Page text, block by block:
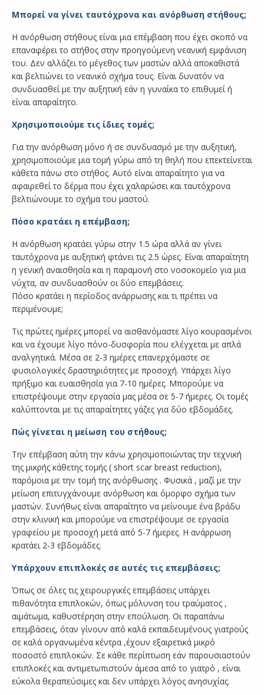
Μπορεί να γίνει ταυτόχρονα και ανόρθωση στήθους;
Η ανόρθωση στήθους είναι μια επέμβαση που έχει σκοπό να
επαναφέρει το στήθος στην προηγούμενη νεανική εμφάνιση
του. Δεν αλλάζει το μέγεθος των μαστών αλλά αποκαθιστά
και βελτιώνει το νεανικό σχήμα τους. Είναι δυνατόν να
συνδυασθεί με την αυξητική εάν η γυναίκα το επιθυμεί ή
είναι απαραίτητο.
Χρησιμοποιούμε τις ίδιες τομές;
Για την ανόρθωση μόνο ή σε συνδυασμό με την αυξητική,
χρησιμοποιούμε μια τομή γύρω από τη θηλή που επεκτείνεται
κάθετα πάνω στο στήθος. Αυτό είναι απαραίτητο για να
αφαιρεθεί το δέρμα που έχει χαλαρώσει και ταυτόχρονα
βελτιώνουμε το σχήμα του μαστού.
Πόσο κρατάει η επέμβαση;
Η ανόρθωση κρατάει γύρω στην 1.5 ώρα αλλά αν γίνει
ταυτόχρονα με αυξητική φτάνει τις 2.5 ώρες. Είναι απαραίτητη
η γενική αναισθησία και η παραμονή στο νοσοκομείο για μια
νύχτα, αν συνδυασθούν οι δύο επεμβάσεις.
Πόσο κρατάει η περίοδος ανάρρωσης και τι πρέπει να
περιμένουμε;
Τις πρώτες ημέρες μπορεί να αισθανόμαστε λίγο κουρασμένοι
και να έχουμε λίγο πόνο-δυσφορία που ελέγχεται με απλά
αναλγητικά. Μέσα σε 2-3 ημέρες επανερχόμαστε σε
φυσιολογικές δραστηριότητες με προσοχή. Υπάρχει λίγο
πρήξιμο και ευαισθησία για 7-10 ημέρες. Μπορούμε να
επιστρέψουμε στην εργασία μας μέσα σε 5-7 ήμερες. Οι τομές
καλύπτονται με τις απαραίτητες γάζες για δύο εβδομάδες.
Πώς γίνεται η μείωση του στήθους;
Την επέμβαση αύτη την κάνω χρησιμοποιώντας την τεχνική
της μικρής κάθετης τομής ( short scar breast reduction),
παρόμοια με την τομή της ανόρθωσης . Φυσικά , μαζί με την
μείωση επιτυγχάνουμε ανόρθωση και όμορφο σχήμα των
μαστών. Συνήθως είναι απαραίτητο να μείνουμε ένα βράδυ
στην κλινική και μπορούμε να επιστρέψουμε σε εργασία
γραφείου με προσοχή μετά από 5-7 ήμερες. Η ανάρρωση
κρατάει 2-3 εβδομάδες.
Υπάρχουν επιπλοκές σε αυτές τις επεμβάσεις;
Όπως σε όλες τις χειρουργικές επεμβάσεις υπάρχει
πιθανότητα επιπλοκών, όπως μόλυνση του τραύματος ,
αιμάτωμα, καθυστέρηση στην επούλωση. Οι παραπάνω
επεμβάσεις, όταν γίνουν από καλά εκπαιδευμένους γιατρούς
σε καλά οργανωμένα κέντρα ,έχουν εξαιρετικά μικρό
ποσοστό επιπλοκών. Σε κάθε περίπτωση εάν παρουσιαστούν
επιπλοκές και αντιμετωπιστούν άμεσα από το γιατρό , είναι
εύκολα θεραπεύσιμες και δεν υπάρχει λόγος ανησυχίας.